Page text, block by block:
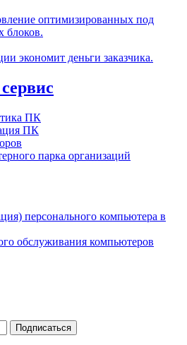
оптимизированных под
блоков.
экономит деньги заказчика.
ПК
ПК
парка организаций
персонального компьютера в
обслуживания компьютеров
Подписаться